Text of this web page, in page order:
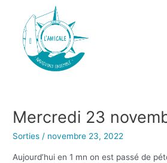
Mercredi 23
Sorties / novembre 23, 2022
Aujourd’hui en 1 mn on est passé de